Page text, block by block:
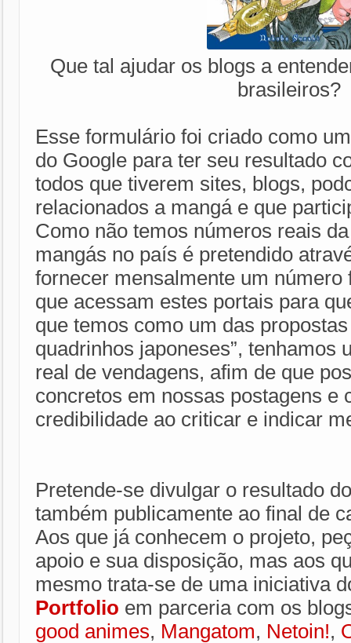
Que tal ajudar os blogs a
brasileiros?
Esse formulário foi criado como
do Google para ter seu resultado
todos que tiverem sites, blogs,
relacionados a mangá e que
Como não temos números reais
mangás no país é pretendido
fornecer mensalmente um número
que acessam estes portais para
que temos como um das
quadrinhos japoneses”, tenhamos
real de vendagens, afim de que
concretos em nossas postagens e
credibilidade ao criticar e indicar
Pretende-se divulgar o resultado
também publicamente ao final de
Aos que já conhecem o projeto,
apoio e sua disposição, mas aos
mesmo trata-se de uma iniciativa
Portfolio em parceria com os
good animes, Mangatom, Netoin!,